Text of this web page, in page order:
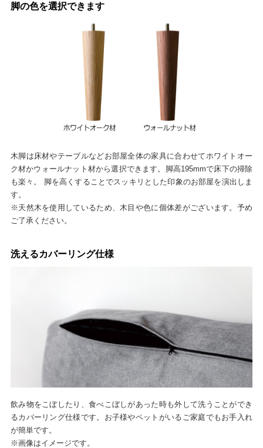
脚の色を選択できます
木脚は床材やテーブルなどお部屋全体の家具に合わせてホワイトオー
ク材かウォールナット材から選択できます。脚高195mmで床下の掃除
も楽々。 脚を高くすることでスッキリとした印象のお部屋を演出しま
す。
※天然木を使用しているため、木目や色に個体差がございます。予め
ご了承ください。
洗えるカバーリング仕様
飲み物をこぼしたり、食べこぼしがあった時も外して洗うことができ
るカバーリング仕様です。お子様やペットがいるご家庭でもお手入れ
が簡単です。
※画像はイメージです。